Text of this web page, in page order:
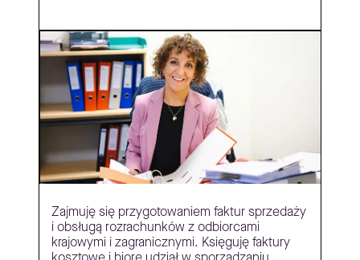
Zajmuję się przygotowaniem faktur sprzedaży
i obsługą rozrachunków z odbiorcami
krajowymi i zagranicznymi. Księguję faktury